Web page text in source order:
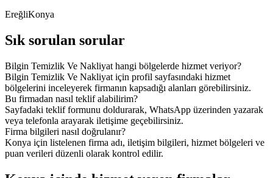
EreğliKonya
Sık sorulan sorular
Bilgin Temizlik Ve Nakliyat hangi bölgelerde hizmet veriyor?
Bilgin Temizlik Ve Nakliyat için profil sayfasındaki hizmet
bölgelerini inceleyerek firmanın kapsadığı alanları görebilirsiniz.
Bu firmadan nasıl teklif alabilirim?
Sayfadaki teklif formunu doldurarak, WhatsApp üzerinden yazarak
veya telefonla arayarak iletişime geçebilirsiniz.
Firma bilgileri nasıl doğrulanır?
Konya için listelenen firma adı, iletişim bilgileri, hizmet bölgeleri ve
puan verileri düzenli olarak kontrol edilir.